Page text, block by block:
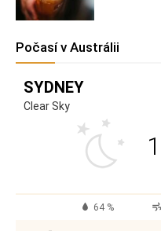
Počasí v Austrálii
SYDNEY
Clear Sky
64 %